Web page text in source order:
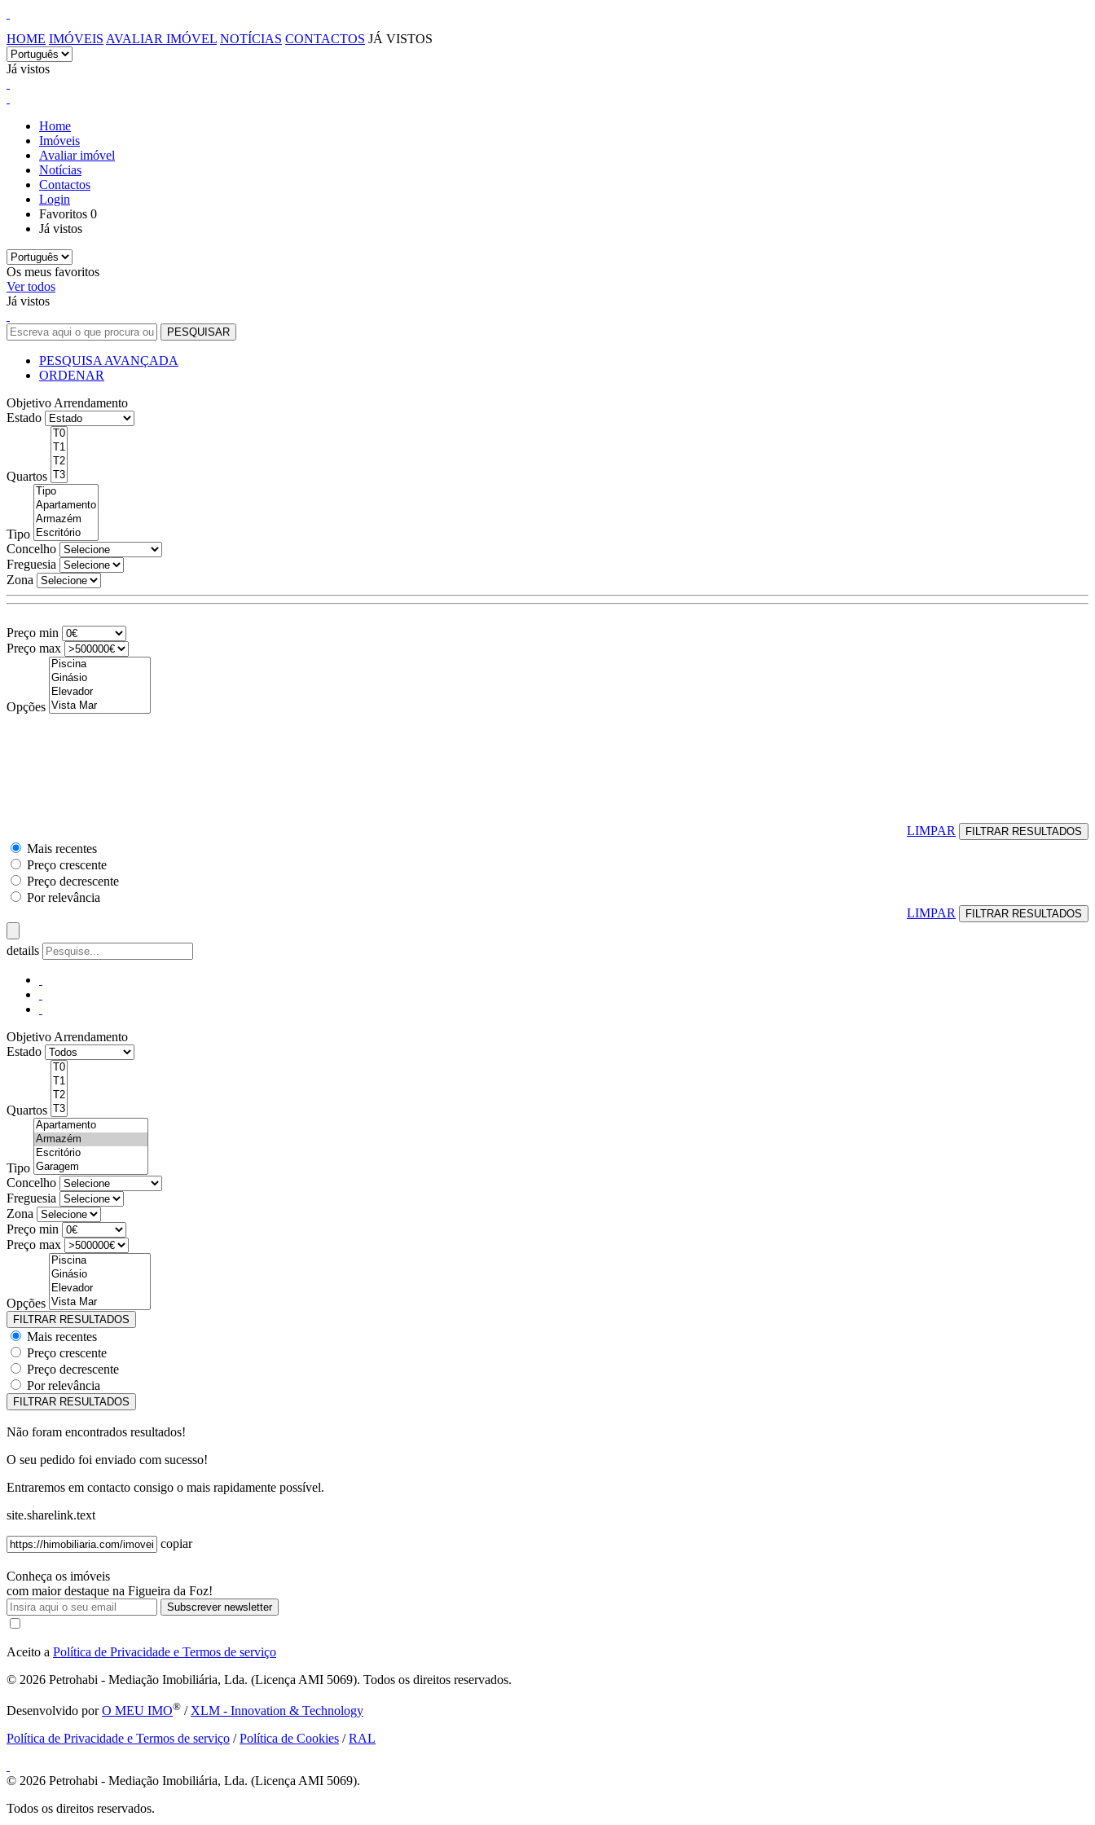
HOME IMÓVEIS AVALIAR IMÓVEL NOTÍCIAS CONTACTOS JÁ VISTOS
Já vistos
Home
Imóveis
Avaliar imóvel
Notícias
Contactos
Login
Favoritos 0
Já vistos
Os meus favoritos
Ver todos
Já vistos
PESQUISA AVANÇADA
ORDENAR
Objetivo Arrendamento
Estado
Quartos
Tipo
Concelho
Freguesia
Zona
Preço min
Preço max
Opções
LIMPAR
Mais recentes
Preço crescente
Preço decrescente
Por relevância
LIMPAR
details
Objetivo Arrendamento
Estado
Quartos
Tipo
Concelho
Freguesia
Zona
Preço min
Preço max
Opções
Mais recentes
Preço crescente
Preço decrescente
Por relevância
Não foram encontrados resultados!
O seu pedido foi enviado com sucesso!
Entraremos em contacto consigo o mais rapidamente possível.
site.sharelink.text
copiar
Conheça os imóveis
com maior destaque na Figueira da Foz!
Subscrever newsletter
Aceito a Política de Privacidade e Termos de serviço
© 2026 Petrohabi - Mediação Imobiliária, Lda. (Licença AMI 5069). Todos os direitos reservados.
Desenvolvido porO MEU IMO® / XLM - Innovation & Technology
Política de Privacidade e Termos de serviço /Política de Cookies /RAL
© 2026 Petrohabi - Mediação Imobiliária, Lda. (Licença AMI 5069).
Todos os direitos reservados.